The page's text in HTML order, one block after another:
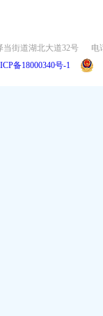
街道湖北大道32号
电
备18000340号-1